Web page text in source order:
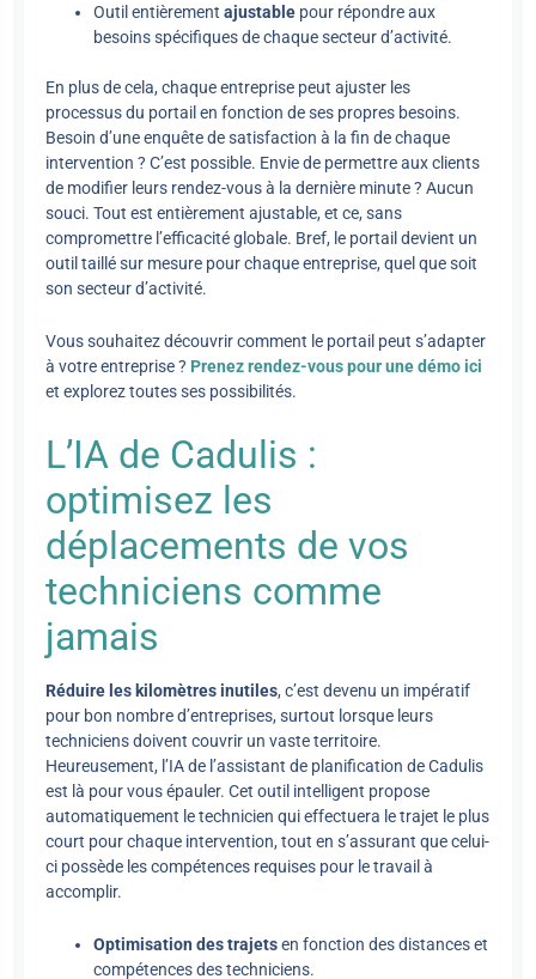
Outil entièrementajustable pour répondre aux
besoins spécifiques de chaque secteur d’activité.
En plus de cela, chaque entreprise peut ajuster les
processus du portail en fonction de ses propres besoins.
Besoin d’une enquête de satisfaction à la fin de chaque
intervention ? C’est possible. Envie de permettre aux clients
de modifier leurs rendez-vous à la dernière minute ? Aucun
souci. Tout est entièrement ajustable, et ce, sans
compromettre l’efficacité globale. Bref, le portail devient un
outil taillé sur mesure pour chaque entreprise, quel que soit
son secteur d’activité.
Vous souhaitez découvrir comment le portail peut s’adapter
à votre entreprise ? Prenez rendez-vous pour une démo ici
et explorez toutes ses possibilités.
L’IA de Cadulis :
optimisez les
déplacements de vos
techniciens comme
jamais
Réduire les kilomètres inutiles, c’est devenu un impératif
pour bon nombre d’entreprises, surtout lorsque leurs
techniciens doivent couvrir un vaste territoire.
Heureusement, l’IA de l’assistant de planification de Cadulis
est là pour vous épauler. Cet outil intelligent propose
automatiquement le technicien qui effectuera le trajet le plus
court pour chaque intervention, tout en s’assurant que celui-
ci possède les compétences requises pour le travail à
accomplir.
Optimisation des trajetsen fonction des distances et
compétences des techniciens.